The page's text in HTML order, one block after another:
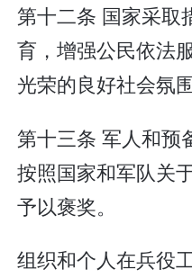
第十二条 国家采取
育，增强公民依法
光荣的良好社会氛围
第十三条 军人和预
按照国家和军队关
予以褒奖。
组织和个人在兵役